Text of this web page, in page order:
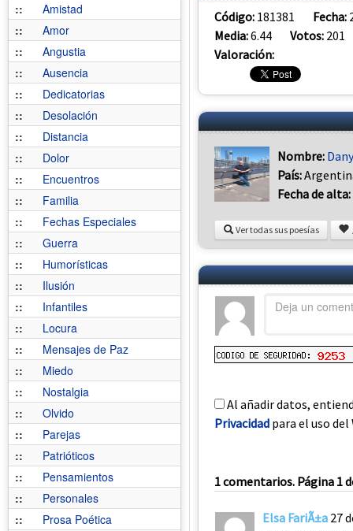
::
Amistad
::
Amor
::
Angustia
::
Ausencia
::
Dedicatorias
::
Desolación
::
Distancia
::
Dolor
::
Encuentros
::
Familia
::
Fechas Especiales
::
Guerra
::
Humorísticas
::
Ilusión
::
Infantiles
::
Locura
::
Mensajes de Paz
::
Miedo
::
Nostalgia
::
Olvido
::
Parejas
::
Patrióticos
::
Pensamientos
::
Personales
::
Prosa Poética
Código: 181381 Fecha:
Media:6.44 Votos: 201
Valoración:
Nombre: Dany
País:
Fecha de alta:
Ver todas sus poesías
Al añadir datos,
Privacidad para el uso del
1 comentarios. Página 1
Elsa FariÃ±a 27